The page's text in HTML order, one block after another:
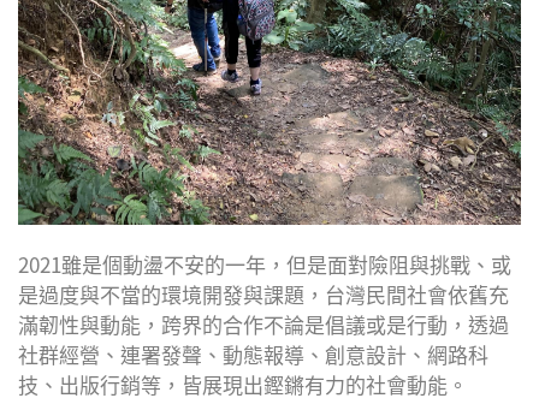
2021雖是個動盪不安的一年，但是面對險阻與挑戰、或
是過度與不當的環境開發與課題，台灣民間社會依舊充
滿韌性與動能，跨界的合作不論是倡議或是行動，透過
社群經營、連署發聲、動態報導、創意設計、網路科
技、出版行銷等，皆展現出鏗鏘有力的社會動能。